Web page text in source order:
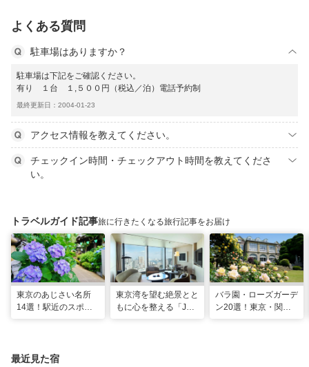
よくある質問
駐車場はありますか？
駐車場は下記をご確認ください。
有り １台 １,５００円（税込／泊）電話予約制
最終更新日：2004-01-23
アクセス情報を教えてください。
チェックイン時間・チェックアウト時間を教えてくださ
い。
トラベルガイド記事旅に行きたくなる旅行記事をお届け
東京のあじさい名所
14選！駅近のスポッ
東京湾を望む絶景とと
もに心を整える「JW
バラ園・ローズガーデ
ン20選！東京・関東
最近見た宿